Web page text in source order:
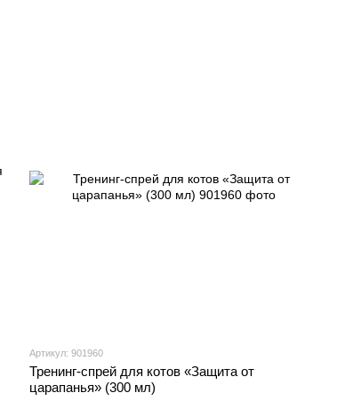
Артикул: 901960
Тренинг-спрей для котов «Защита от
царапанья» (300 мл)